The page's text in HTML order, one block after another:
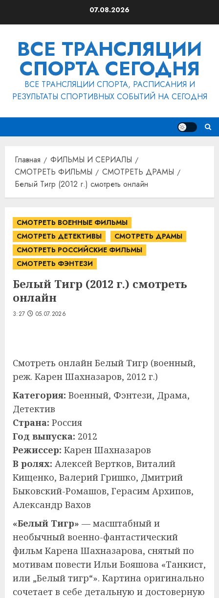
07.08.2026
ВСЕ ТРАНСЛЯЦИИ
СПОРТА СЕГОДНЯ
ВСЕ ТРАНСЛЯЦИИ СПОРТА, РАСПИСАНИЯ И
РЕЗУЛЬТАТЫ СПОРТИВНЫХ СОБЫТИЙ НА СЕГОДНЯ
Главная
ФИЛЬМЫ И СЕРИАЛЫ
СМОТРЕТЬ ФИЛЬМЫ
СМОТРЕТЬ ДРАМЫ
Белый Тигр (2012 г.) смотреть онлайн
СМОТРЕТЬ ВОЕННЫЕ ФИЛЬМЫ
СМОТРЕТЬ ДЕТЕКТИВЫ
СМОТРЕТЬ ДРАМЫ
СМОТРЕТЬ РОССИЙСКИЕ ФИЛЬМЫ
СМОТРЕТЬ ФЭНТЕЗИ
Белый Тигр (2012 г.) смотреть
онлайн
3:27 05.07.2026
Смотреть онлайн Белый Тигр (военный,
реж. Карен Шахназаров, 2012 г.)
Категория: Военный, Фэнтези, Драма,
Детектив
Страна: Россия
Год выпуска: 2012
Режиссер: Карен Шахназаров
В ролях: Алексей Вертков, Виталий
Кищенко, Валерий Гришко, Дмитрий
Быковский-Ромашов, Герасим Архипов,
Александр Вахов
«Белый Тигр» — масштабный и
необычный военно-фантастический
фильм Карена Шахназарова, снятый по
мотивам повести Ильи Бояшова «Танкист,
или „Белый тигр“». Картина оригинально
сочетает в себе детальную и достоверную